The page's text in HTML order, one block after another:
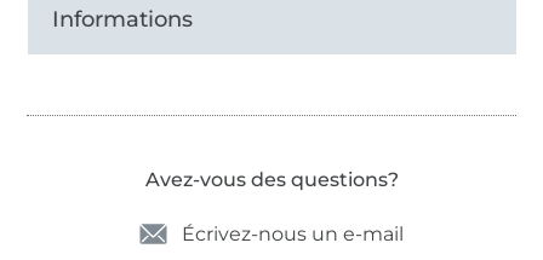
Informations
Avez-vous des questions?
Écrivez-nous un e-mail